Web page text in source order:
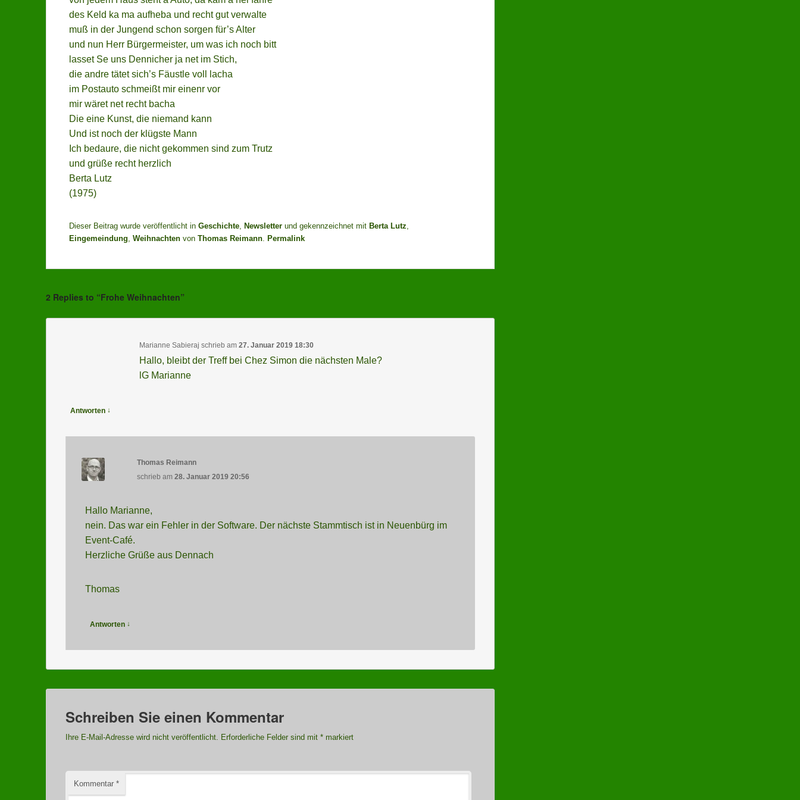
des Keld ka ma aufheba und recht gut verwalte
muß in der Jungend schon sorgen für’s Alter
und nun Herr Bürgermeister, um was ich noch bitt
lasset Se uns Dennicher ja net im Stich,
die andre tätet sich’s Fäustle voll lacha
im Postauto schmeißt mir einenr vor
mir wäret net recht bacha
Die eine Kunst, die niemand kann
Und ist noch der klügste Mann
Ich bedaure, die nicht gekommen sind zum Trutz
und grüße recht herzlich
Berta Lutz
(1975)
Dieser Beitrag wurde veröffentlicht in Geschichte Newsletter und gekennzeichnet mit Berta Lutz
Eingemeindung Weihnachten von Thomas Reimann Permalink
2 Replies to “Frohe Weihnachten”
Marianne Sabieraj schrieb am 27. Januar 2019 18:30
Hallo, bleibt der Treff bei Chez Simon die nächsten Male?
lG Marianne
Antworten ↓
Thomas Reimann
schrieb am28. Januar 2019 20:56
Hallo Marianne,
nein. Das war ein Fehler in der Software. Der nächste Stammtisch ist in Neuenbürg im
Event-Café.
Herzliche Grüße aus Dennach
Thomas
Antworten ↓
Schreiben Sie einen Kommentar
Ihre E-Mail-Adresse wird nicht veröffentlicht. Erforderliche Felder sind mit * markiert
Kommentar *